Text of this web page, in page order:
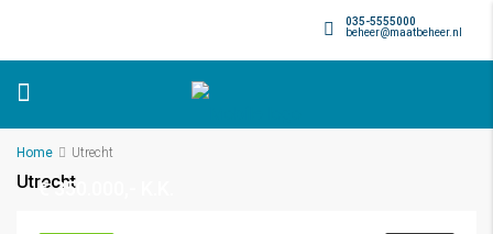
035-5555000
beheer@maatbeheer.nl
Home Utrecht
Utrecht
€ 350.000,- K.K.